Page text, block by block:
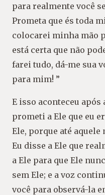
para realmente você
Prometa que és toda
colocarei minha mão
está certa que não
farei tudo, dá-me sua
para mim! ”
E isso aconteceu após
prometi a Ele que eu
Ele, porque até
Eu disse a Ele que
a Ele para que Ele
sem Ele; e a voz
você para observá-la